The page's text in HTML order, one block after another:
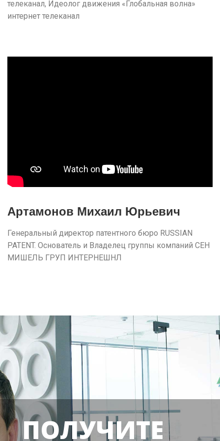
телеканал, Идеолог движения «Глобальная волна»
интернет телеканал
Артамонов Михаил Юрьевич
Генеральный директор патентного бюро RUSSIAN
PATENT. Основатель и Владелец группы компаний СЕН
МИШЕЛЬ ГРУП ИНТЕРНЕШНЛ
ПОЛУЧИТЕ